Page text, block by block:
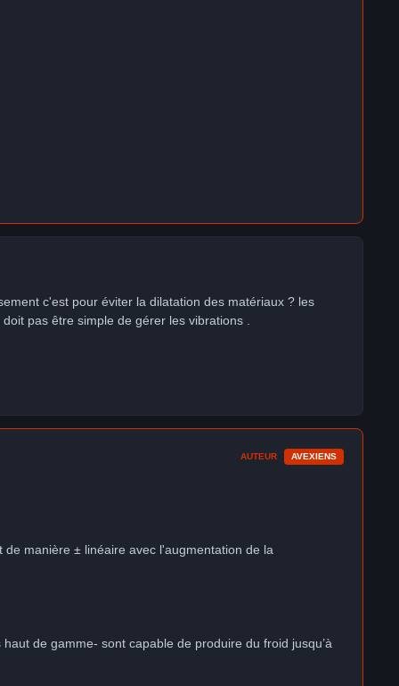
c'est pour éviter la dilatation des matériaux ? les
pas être simple de gérer les vibrations .
AUTEUR AVEXIENS
manière ± linéaire avec l'augmentation de la
de gamme- sont capable de produire du froid jusqu’à